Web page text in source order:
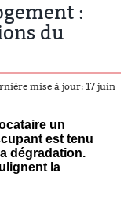
:
du
mise à jour: 17 juin
un
est tenu
dégradation.
la